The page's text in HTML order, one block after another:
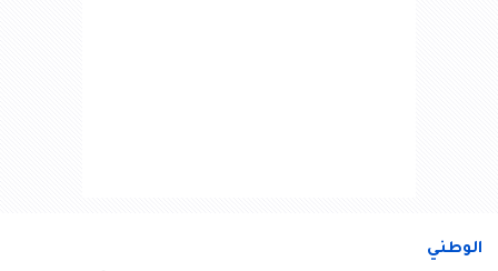
الوطني